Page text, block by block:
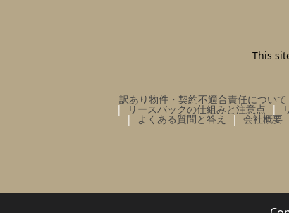
This
訳あり物件・契約不適合責任について
リースバックの仕組みと注意点
よくある質問と答え 会社概要